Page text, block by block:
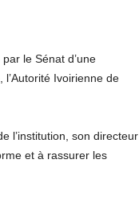
le Sénat d’une
Ivoirienne de
l’institution, son directeur
et à rassurer les